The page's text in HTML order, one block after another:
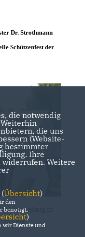
Dr. Strothmann
Schützenfest der
in
die notwendig
die uns
(Website-
bestimmter
Ihre
Weitere
Übersicht)
den
benötigt.
)
wir Dienste und